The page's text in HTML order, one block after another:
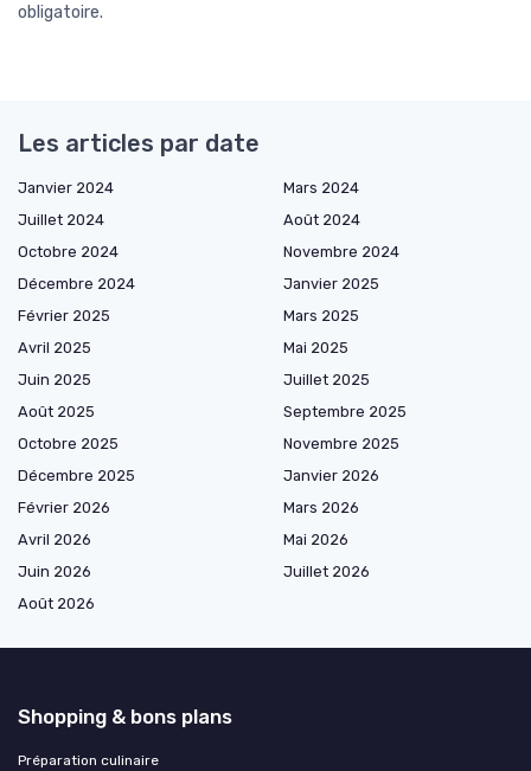
obligatoire.
Les articles par date
Janvier 2024
Mars 2024
Juillet 2024
Août 2024
Octobre 2024
Novembre 2024
Décembre 2024
Janvier 2025
Février 2025
Mars 2025
Avril 2025
Mai 2025
Juin 2025
Juillet 2025
Août 2025
Septembre 2025
Octobre 2025
Novembre 2025
Décembre 2025
Janvier 2026
Février 2026
Mars 2026
Avril 2026
Mai 2026
Juin 2026
Juillet 2026
Août 2026
Shopping & bons plans
Préparation culinaire